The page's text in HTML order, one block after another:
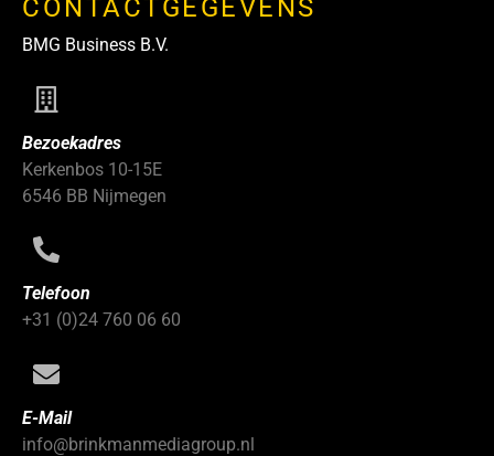
CONTACTGEGEVENS
BMG Business B.V.
Bezoekadres
Kerkenbos 10-15E
6546 BB Nijmegen
Telefoon
+31 (0)24 760 06 60
E-Mail
info@brinkmanmediagroup.nl